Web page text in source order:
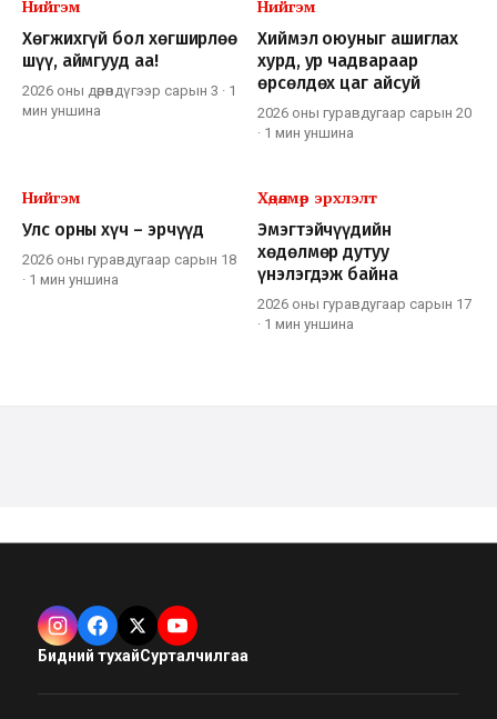
Нийгэм
Хөгжихгүй бол хөгширлөө
шүү, аймгууд аа!
2026 оны дөрөвдүгээр сарын 3 · 1
мин уншина
Нийгэм
Хиймэл оюуныг ашиглах
хурд, ур чадвараар
өрсөлдөх цаг айсуй
2026 оны гуравдугаар сарын 20
· 1 мин уншина
Нийгэм
Улс орны хүч – эрчүүд
2026 оны гуравдугаар сарын 18
· 1 мин уншина
Хөдөлмөр эрхлэлт
Эмэгтэйчүүдийн
хөдөлмөр дутуу
үнэлэгдэж байна
2026 оны гуравдугаар сарын 17
· 1 мин уншина
Бидний тухайСурталчилгаа